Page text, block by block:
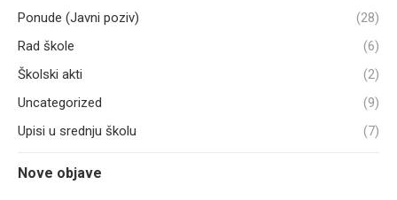
Ponude (Javni poziv)
(28)
Rad škole
(6)
Školski akti
(2)
Uncategorized
(9)
Upisi u srednju školu
(7)
Nove objave